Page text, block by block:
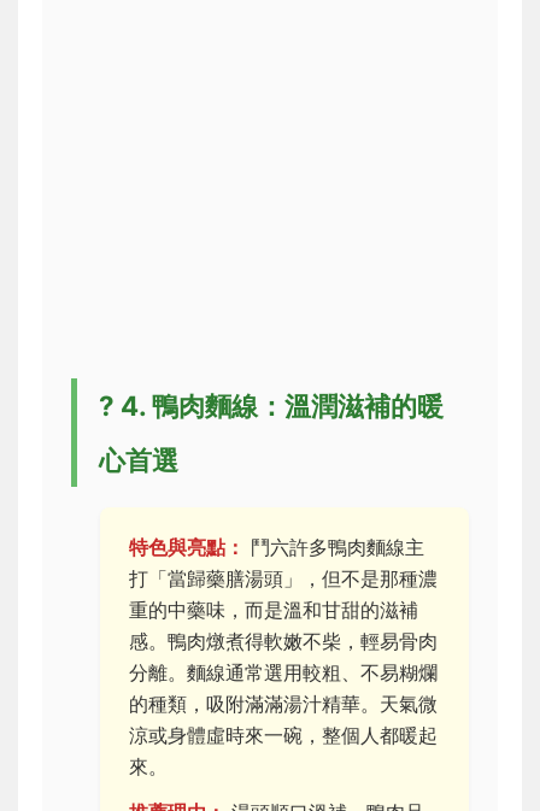
? 4. 鴨肉麵線：溫潤滋補的暖
心首選
特色與亮點： 鬥六許多鴨肉麵線主
打「當歸藥膳湯頭」，但不是那種濃
重的中藥味，而是溫和甘甜的滋補
感。鴨肉燉煮得軟嫩不柴，輕易骨肉
分離。麵線通常選用較粗、不易糊爛
的種類，吸附滿滿湯汁精華。天氣微
涼或身體虛時來一碗，整個人都暖起
來。